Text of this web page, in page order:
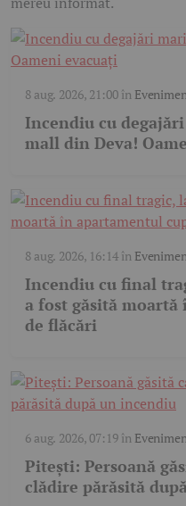
8 aug. 2026, 21:00în
Incendiu cu
mall din Deva!
8 aug. 2026, 16:14în
Incendiu cu final
a fost găsită
de flăcări
6 aug. 2026, 07:19în
Pitești: Persoană
clădire părăsită